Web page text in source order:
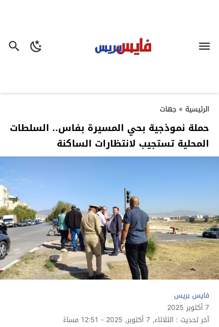
الرئيسية » جهات
حملة نموذجية بحي المسيرة بفاس.. السلطات
المحلية تستجيب لانتظارات الساكنة
فايس بريس
7 أكتوبر 2025
آخر تحديث : الثلاثاء, 7 أكتوبر, 2025 - 12:51 مساءً